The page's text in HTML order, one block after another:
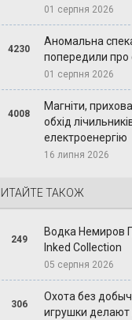
01 серпня 2026
4230
Аномальна
попередили про
01 серпня 2026
4008
Магніти,
обхід
електроенергію
16 липня 2026
ТАКОЖ
249
Водка Немиров
Inked Collection
05 серпня 2026
306
Охота без
игрушки делают